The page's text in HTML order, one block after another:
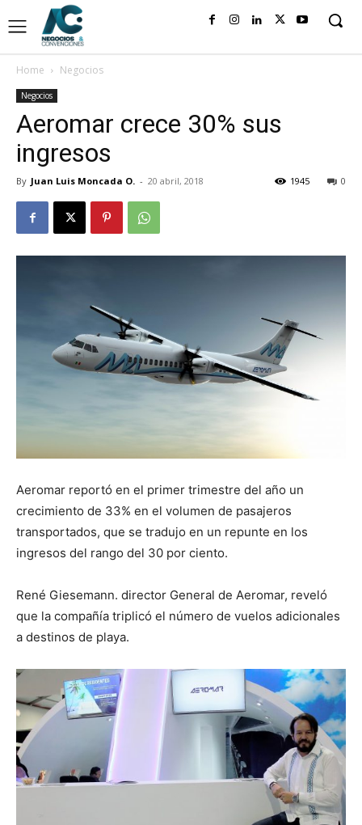
Home Negocios
Negocios
Aeromar crece 30% sus
ingresos
By Juan Luis Moncada O. - 20 abril, 2018 0
1945
Aeromar reportó en el primer trimestre del año un
crecimiento de 33% en el volumen de pasajeros
transportados, que se tradujo en un repunte en los
ingresos del rango del 30 por ciento.
René Giesemann. director General de Aeromar, reveló
que la compañía triplicó el número de vuelos adicionales
a destinos de playa.